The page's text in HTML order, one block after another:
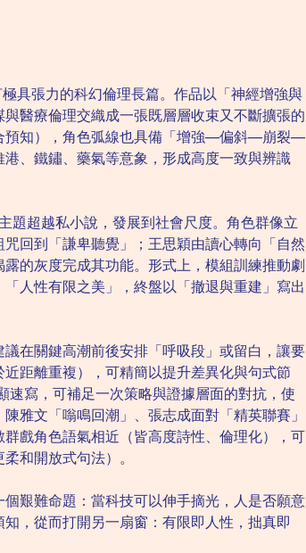
具張力的科幻倫理長篇。作品以「神經增強與
醫療倫理交織成一張既層層收束又不斷擴張的
預知），角色弧線也具備「增強—偏斜—崩裂—
、鐵鏽、藥氣等意象，形成高度一致與辨識
題超越私小說，發展到社會尺度。角色群像立
回到「謙卑聽覺」；王思穎由讀心轉向「自然
的灰度完成其功能。形式上，模組訓練推動劇
人性有限之美」，終盤以「撤退與重建」寫出
在關鍵高潮前後安排「呼吸段」或留白，讓要
距離重複），可精簡以提升差異化與句式節
寫，可補足一次策略與證據層面的對抗，使
雅文「嗡鳴回潮」、張志成面對「精英聯賽」
戲角色語氣相近（皆高度詩性、倫理化），可
和開放式句法）。
艱難命題：當科技可以伸手摘光，人是否願意
，從而打開另一扇窗：有限即人性，拙真即